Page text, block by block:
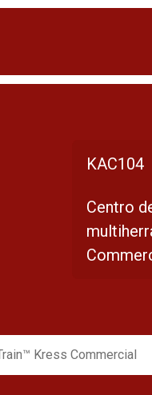
KAC104
Centro
Kress Commercial